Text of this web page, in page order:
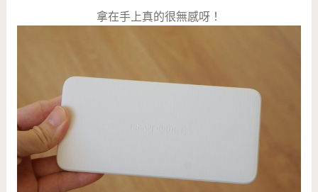
拿在手上真的很無感呀！